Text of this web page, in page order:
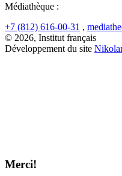
Médiathèque :
+7 (812) 616-00-31 ,
© 2026, Institut français
Développement du site
Merci!